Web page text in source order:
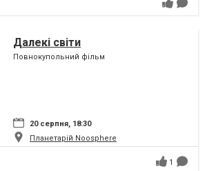
Далекі світи
Повнокупольний фільм
20 серпня, 18:30
Планетарій Noosphere
1